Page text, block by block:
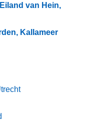
van Hein,
Kallameer